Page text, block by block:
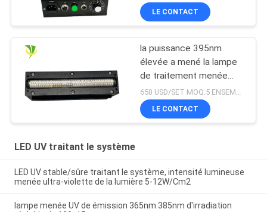
lampe pour l'encre
traitée
LE CONTACT
la puissance 395nm
élevée a mené la lampe
de traitement menée
ultra-violette pour
l'imprimante UV à plat
LE CONTACT
LED UV traitant le système
LED UV stable/sûre traitant le système, intensité lumineuse
menée ultra-violette de la lumière 5-12W/Cm2
lampe menée UV de émission 365nm 385nm d'irradiation